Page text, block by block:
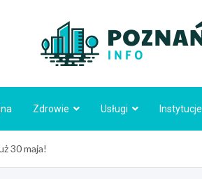
Zdrowie Usługi Instytucje
30 maja!